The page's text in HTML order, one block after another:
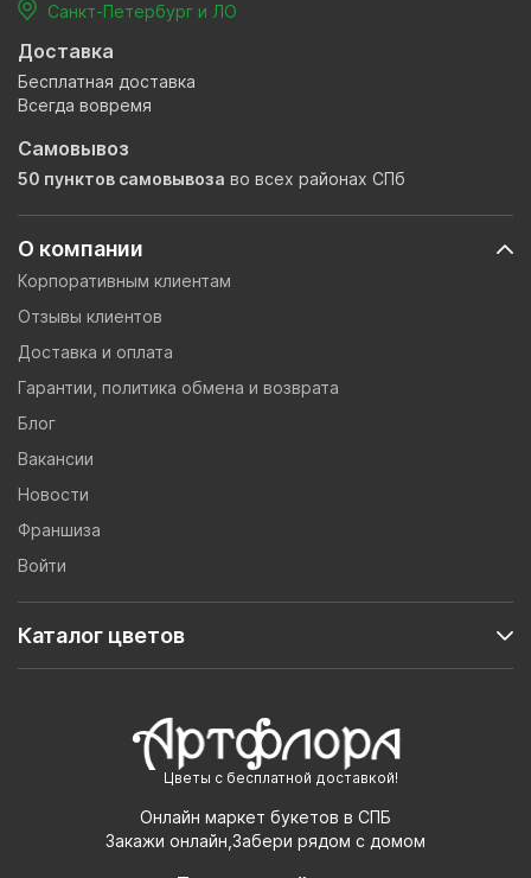
Цветы с бесплатной доставкой!
Онлайн маркет букетов в СПБ
Закажи онлайн,Забери рядом с домом
О компании
Корпоративным клиентам
Отзывы клиентов
Доставка и оплата
Гарантии, политика обмена и возврата
Блог
Вакансии
Новости
Франшиза
Войти
Каталог цветов
Санкт-Петербург и ЛО
Доставка
Бесплатная доставка
Всегда вовремя
Самовывоз
50 пунктов самовывоза во всех районах СПб